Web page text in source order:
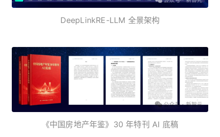
DeepLinkRE-LLM 全景架构
《中国房地产年鉴》30 年特刊 AI 底稿